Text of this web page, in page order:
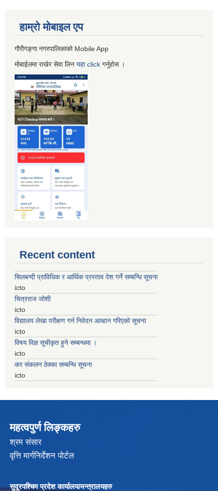
हाम्रो माेबाइल एप
गौरीगङ्गा नगरपालिकाको Mobile App
मोबाईलमा राखेर सेवा लिन यहाclick गर्नुहाेस ।
Recent content
सिलबन्दी प्राविधिक र आर्थिक प्रस्ताव पेश गर्ने सम्बन्धि सूचना
icto
चित्रराज जोशी
icto
विद्यालय लेखा परीक्षण गर्न निवेदन आव्हान गरिएको सूचना
icto
विषय विज्ञ सूचीकृत हुने सम्बन्धमा ।
icto
कर संकलन ठेक्का सम्बन्धि सूचना
icto
महत्वपुर्ण लिङ्कहरु
श्रम संसार
वृत्ति मार्गनिर्देशन पोर्टल
सुदूरपश्चिम प्रदेश कार्यालय/मन्त्रालयहरु